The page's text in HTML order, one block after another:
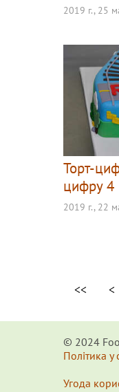
2019 г., 25
Торт-
цифру 4
2019 г., 22
<< <
© 2024
Політика
Угода